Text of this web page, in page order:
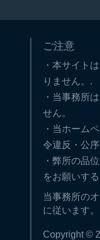
ご注意
・本サイト
りません。.
・当事務所
せん。
・当ホーム
令違反・公
・弊所の品
をお願いす
当事務所の
に従います。
Copyright ©